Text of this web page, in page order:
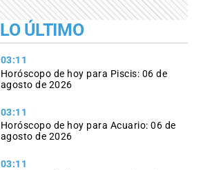
LO ÚLTIMO
03:11
Horóscopo de hoy para Piscis: 06 de
agosto de 2026
03:11
Horóscopo de hoy para Acuario: 06 de
agosto de 2026
03:11